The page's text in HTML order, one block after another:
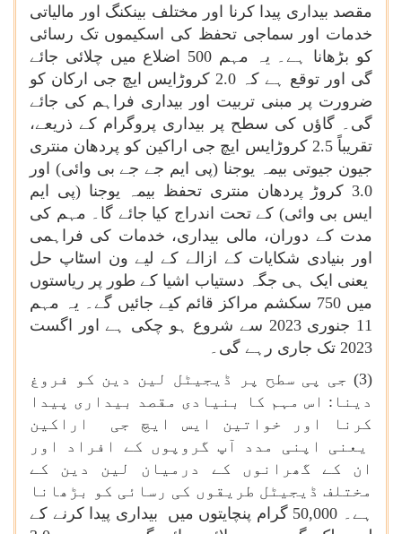
مقصد بیداری پیدا کرنا اور مختلف بینکنگ اور مالیاتی
خدمات اور سماجی تحفظ کی اسکیموں تک رسائی
کو بڑھانا ہے۔ یہ مہم 500 اضلاع میں چلائی جائے
گی اور توقع ہے کہ 2.0 کروڑایس ایچ جی ارکان کو
ضرورت پر مبنی تربیت اور بیداری فراہم کی جائے
گی۔ گاؤں کی سطح پر بیداری پروگرام کے ذریعے،
تقریباً 2.5 کروڑایس ایچ جی اراکین کو پردھان منتری
جیون جیوتی بیمہ یوجنا (پی ایم جے جے بی وائی) اور
3.0 کروڑ پردھان منتری تحفظ بیمہ یوجنا (پی ایم
ایس بی وائی) کے تحت اندراج کیا جائے گا۔ مہم کی
مدت کے دوران، مالی بیداری، خدمات کی فراہمی
اور بنیادی شکایات کے ازالے کے لیے ون اسٹاپ حل
یعنی ایک ہی جگہ دستیاب اشیا کے طور پر ریاستوں
میں 750 سکشم مراکز قائم کیے جائیں گے۔ یہ مہم
11 جنوری 2023 سے شروع ہو چکی ہے اور اگست
2023 تک جاری رہے گی۔
(3) جی پی سطح پر ڈیجیٹل لین دین کو فروغ
دینا: اس مہم کا بنیادی مقصد بیداری پیدا
کرنا اور خواتین ایس ایچ جی اراکین
یعنی اپنی مدد آپ گروپوں کے افراد اور
ان کے گھرانوں کے درمیان لین دین کے
مختلف ڈیجیٹل طریقوں کی رسائی کو بڑھانا
ہے۔ 50,000 گرام پنچایتوں میں بیداری پیدا کرنے کے